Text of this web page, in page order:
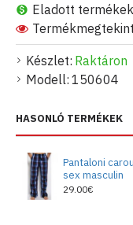
Készlet: Raktáron
Modell: 150604
Eladott
HASONLÓ TERMÉKEK
Pantaloni
sex masculin
29.00€